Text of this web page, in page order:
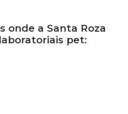
onde a Santa Roza
pet: